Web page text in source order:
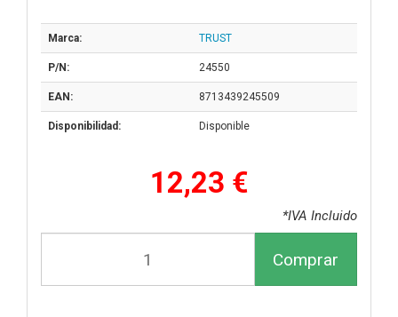
Marca: TRUST
P/N: 24550
EAN: 8713439245509
Disponibilidad: Disponible
12,23 €
*IVA Incluido
Comprar